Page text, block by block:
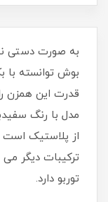
به صورت دستی
بوش توانسته با
قدرت این همزن
مدل با رنگ
توربو دارد.